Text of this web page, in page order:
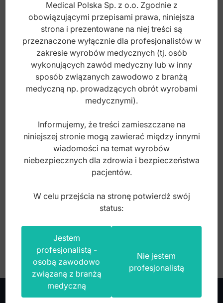
Classic-8 Upychadło do tamponów
Luniatschek 3mm fig. 2
Index: DS.350.027
Medical Polska Sp. z o.o. Zgodnie z
obowiązującymi przepisami prawa, niniejsza
strona i prezentowane na niej treści są
przeznaczone wyłącznie dla profesjonalistów w
zakresie wyrobów medycznych (tj. osób
wykonujących zawód medyczny lub w inny
sposób związanych zawodowo z branżą
medyczną np. prowadzących obrót wyrobami
medycznymi).
Informujemy, że treści zamieszczane na
niniejszej stronie mogą zawierać między innymi
wiadomości na temat wyrobów
niebezpiecznych dla zdrowia i bezpieczeństwa
pacjentów.
W celu przejścia na stronę potwierdź swój
status:
Jestem
profesjonalistą -
osobą zawodowo
związaną z branżą
medyczną
Nie jestem
profesjonalistą